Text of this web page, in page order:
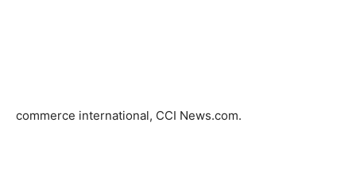
commerce international, CCI News.com.